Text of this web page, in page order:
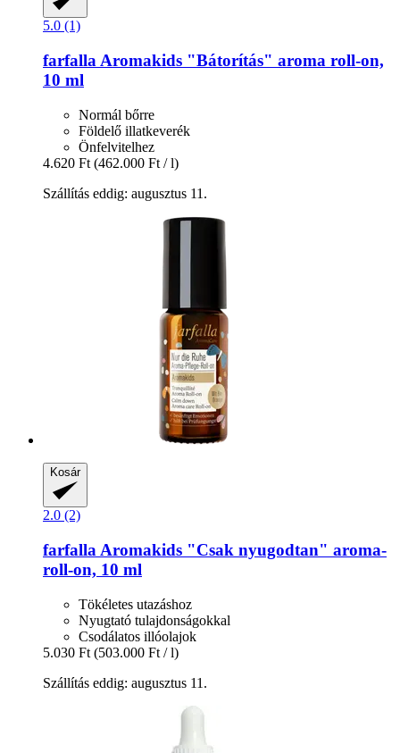
5.0 (1)
farfalla Aromakids "Bátorítás" aroma roll-​on,
10 ml
Normál bőrre
Földelő illatkeverék
Önfelvitelhez
4.620 Ft (462.000 Ft / l)
Szállítás eddig: augusztus 11.
Kosár
2.0 (2)
farfalla Aromakids "Csak nyugodtan" aroma-​
roll-​on, 10 ml
Tökéletes utazáshoz
Nyugtató tulajdonságokkal
Csodálatos illóolajok
5.030 Ft (503.000 Ft / l)
Szállítás eddig: augusztus 11.